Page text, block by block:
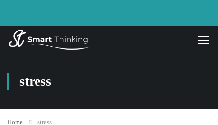
stress
Home stress